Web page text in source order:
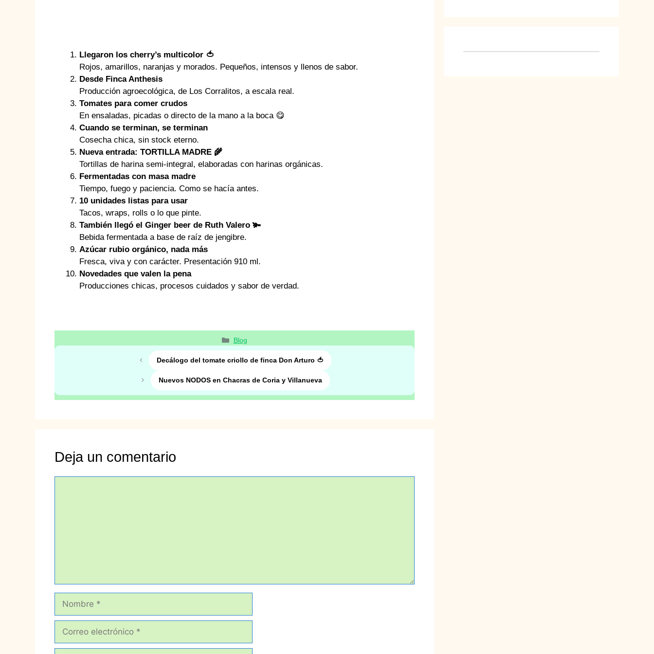
Llegaron los cherry’s multicolor 🍅
Rojos, amarillos, naranjas y morados. Pequeños, intensos y llenos de sabor.
Desde Finca Anthesis
Producción agroecológica, de Los Corralitos, a escala real.
Tomates para comer crudos
En ensaladas, picadas o directo de la mano a la boca 😋
Cuando se terminan, se terminan
Cosecha chica, sin stock eterno.
Nueva entrada: TORTILLA MADRE 🌾
Tortillas de harina semi-integral, elaboradas con harinas orgánicas.
Fermentadas con masa madre
Tiempo, fuego y paciencia. Como se hacía antes.
10 unidades listas para usar
Tacos, wraps, rolls o lo que pinte.
También llegó el Ginger beer de Ruth Valero 🫚
Bebida fermentada a base de raíz de jengibre.
Azúcar rubio orgánico, nada más
Fresca, viva y con carácter. Presentación 910 ml.
Novedades que valen la pena
Producciones chicas, procesos cuidados y sabor de verdad.
Categorías
Blog
Decálogo del tomate criollo de finca Don Arturo 🍅
Nuevos NODOS en Chacras de Coria y Villanueva
Deja un comentario
Nombre
Correo